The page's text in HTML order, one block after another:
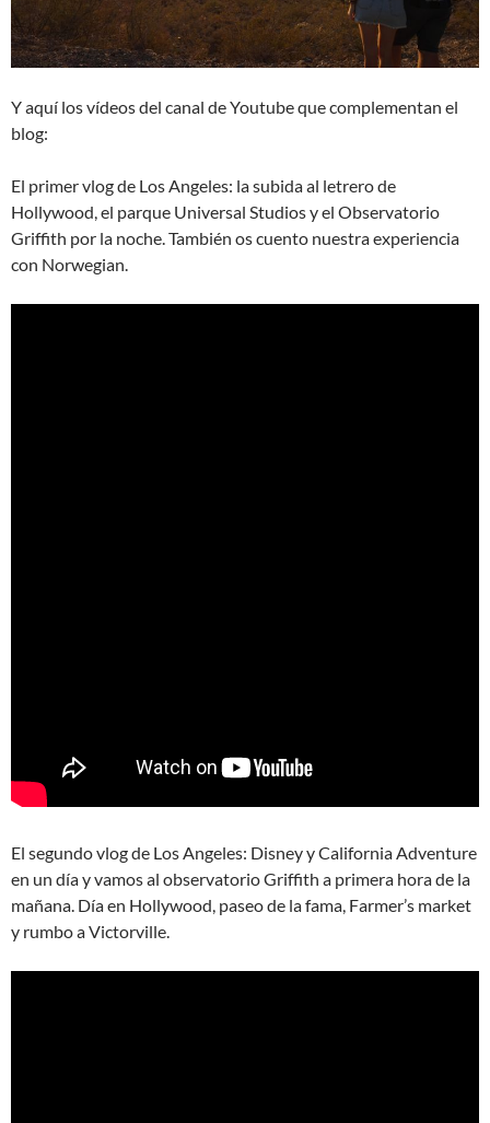
Y aquí los vídeos del canal de Youtube que complementan el
blog:
El primer vlog de Los Angeles: la subida al letrero de
Hollywood, el parque Universal Studios y el Observatorio
Griffith por la noche. También os cuento nuestra experiencia
con Norwegian.
El segundo vlog de Los Angeles: Disney y California Adventure
en un día y vamos al observatorio Griffith a primera hora de la
mañana. Día en Hollywood, paseo de la fama, Farmer’s market
y rumbo a Victorville.